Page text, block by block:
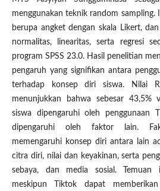
menggunakan teknik random sampling.
berupa angket dengan skala Likert,
normalitas, linearitas, serta regresi
program SPSS 23.0. Hasil penelitian
pengaruh yang signifikan antara
terhadap konsep diri siswa. Nilai
menunjukkan bahwa sebesar 43,5%
siswa dipengaruhi oleh penggunaan
dipengaruhi oleh faktor lain.
memengaruhi konsep diri antara lain
citra diri, nilai dan keyakinan, serta
sebaya, dan media sosial. Temuan
meskipun Tiktok dapat